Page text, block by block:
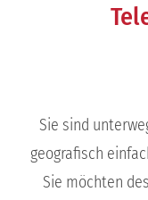
Sie sind
geografisch
Sie möchten